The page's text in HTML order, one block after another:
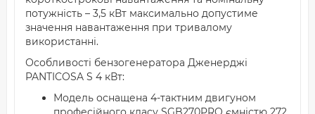
потужність – 3,5 кВт максимально допустиме
значення навантаження при тривалому
використанні.
Особливості бензогенератора Дженерджі
PANTICOSA S 4 кВт:
Модель оснащена 4-тактним двигуном